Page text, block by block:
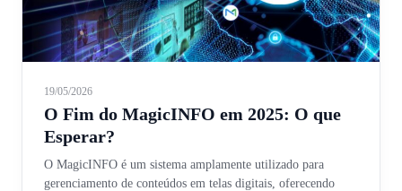
19/05/2026
O Fim do MagicINFO em 2025: O que
Esperar?
O MagicINFO é um sistema amplamente utilizado para
gerenciamento de conteúdos em telas digitais, oferecendo